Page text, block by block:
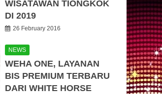
WISATAWAN TIONGKOK
DI 2019
26 February 2016
NEWS
WEHA ONE, LAYANAN
BIS PREMIUM TERBARU
DARI WHITE HORSE